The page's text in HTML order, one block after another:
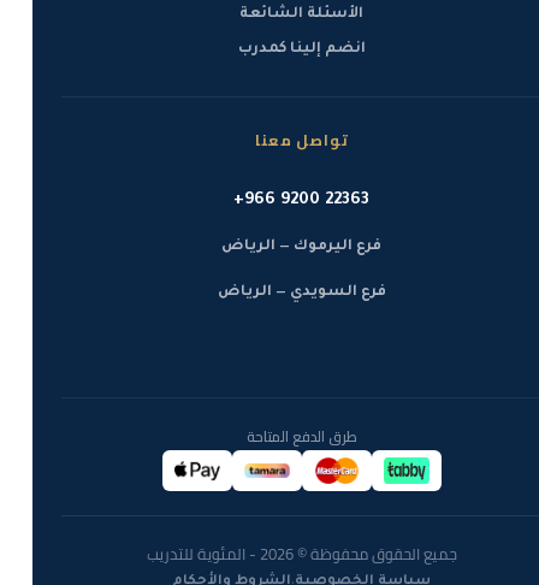
الأسئلة الشائعة
انضم إلينا كمدرب
تواصل معنا
+966 9200 22363
فرع اليرموك — الرياض
فرع السويدي — الرياض
طرق الدفع المتاحة
جميع الحقوق محفوظة © 2026 - المئوية للتدريب
سياسة الخصوصية الشروط والأحكام